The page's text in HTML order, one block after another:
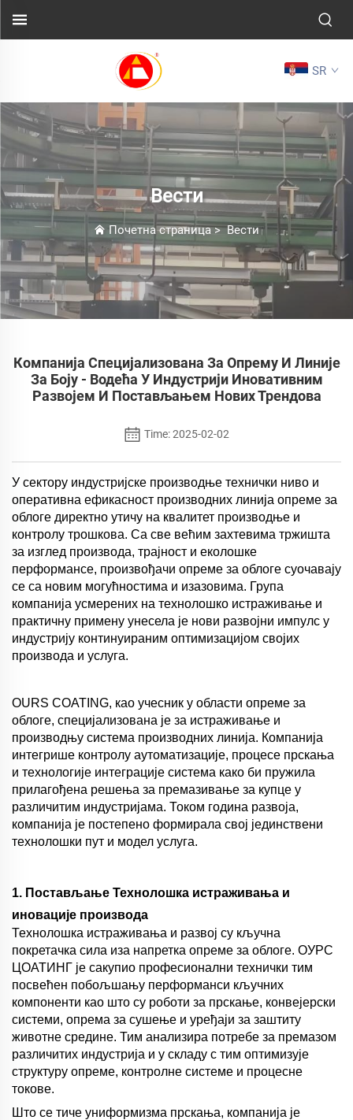
SR
Вести
Почетна страница>Вести
Компанија Специјализована За Опрему И Линије
За Боју - Водећа У Индустрији Иновативним
Развојем И Постављањем Нових Трендова
Time: 2025-02-02
У сектору индустријске производње технички ниво и
оперативна ефикасност производних линија опреме за
облоге директно утичу на квалитет производње и
контролу трошкова. Са све већим захтевима тржишта
за изглед производа, трајност и еколошке
перформансе, произвођачи опреме за облоге суочавају
се са новим могућностима и изазовима. Група
компанија усмерених на технолошко истраживање и
практичну примену унесела је нови развојни импулс у
индустрију континуираним оптимизацијом својих
производа и услуга.
OURS COATING, као учесник у области опреме за
облоге, специјализована је за истраживање и
производњу система производних линија. Компанија
интегрише контролу аутоматизације, процесе прскања
и технологије интеграције система како би пружила
прилагођена решења за премазивање за купце у
различитим индустријама. Током година развоја,
компанија је постепено формирала свој јединствени
технолошки пут и модел услуга.
1. Постављање Технолошка истраживања и
иновације производа
Технолошка истраживања и развој су кључна
покретачка сила иза напретка опреме за облоге. ОУРС
ЦОАТИНГ је сакупио професионални технички тим
посвећен побољшању перформанси кључних
компоненти као што су роботи за прскање, конвејерски
системи, опрема за сушење и уређаји за заштиту
животне средине. Тим анализира потребе за премазом
различитих индустрија и у складу с тим оптимизује
структуру опреме, контролне системе и процесне
токове.
Што се тиче униформизма прскања, компанија је